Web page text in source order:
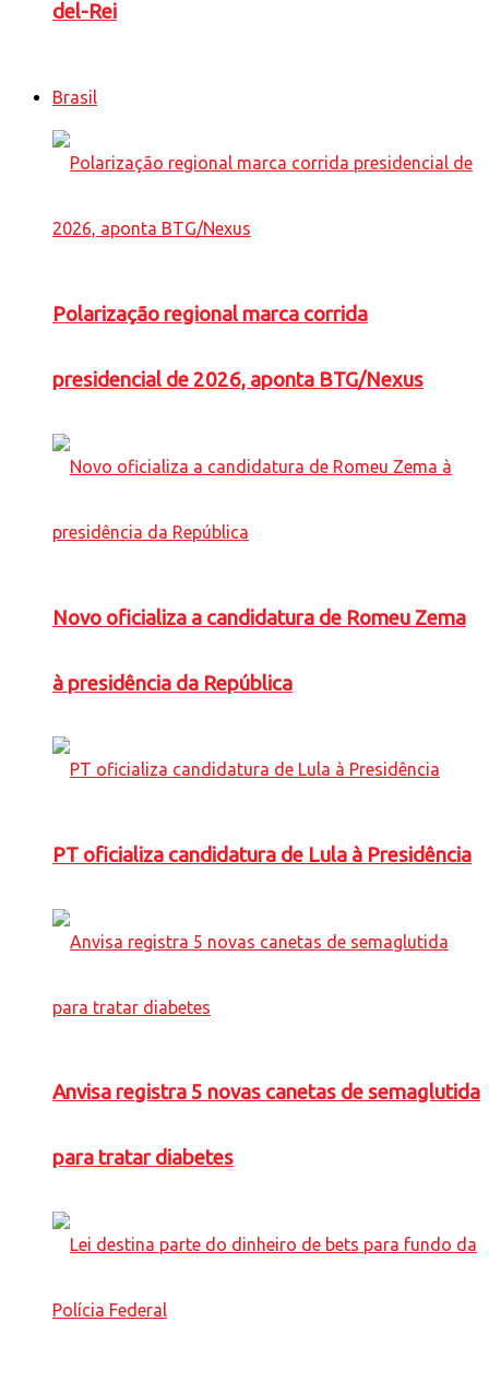
del-Rei
Brasil
Polarização regional marca corrida
presidencial de 2026, aponta BTG/Nexus
Novo oficializa a candidatura de Romeu Zema
à presidência da República
PT oficializa candidatura de Lula à Presidência
Anvisa registra 5 novas canetas de semaglutida
para tratar diabetes